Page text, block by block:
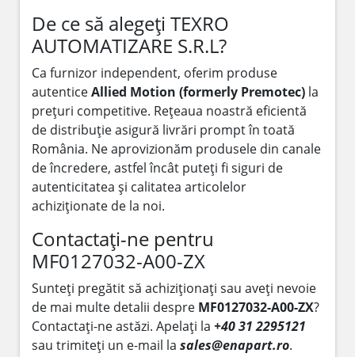
De ce să alegeți TEXRO
AUTOMATIZARE S.R.L?
Ca furnizor independent, oferim produse
autenticeAllied Motion (formerly Premotec) la
prețuri competitive. Rețeaua noastră eficientă
de distribuție asigură livrări prompt în toată
România. Ne aprovizionăm produsele din canale
de încredere, astfel încât puteți fi siguri de
autenticitatea și calitatea articolelor
achiziționate de la noi.
Contactați-ne pentru
MF0127032-A00-ZX
Sunteți pregătit să achiziționați sau aveți nevoie
de mai multe detalii despre MF0127032-A00-ZX?
Contactați-ne astăzi. Apelați la +40 31 2295121
sau trimiteți un e-mail la sales@enapart.ro.